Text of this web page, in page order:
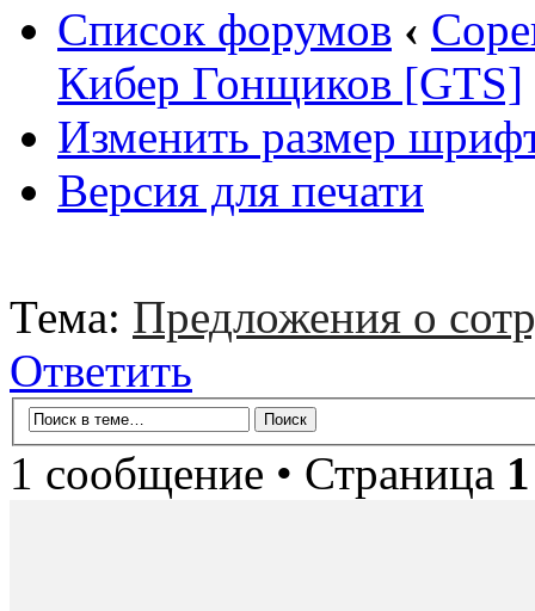
Список форумов ‹
Кибер Гонщиков [GTS]
Изменить размер
Версия для печати
Тема: Предложения о
Ответить
1 сообщение • Страница 1